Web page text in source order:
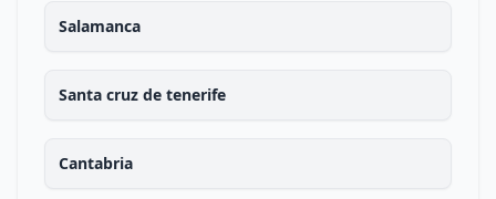
Salamanca
Santa cruz de tenerife
Cantabria